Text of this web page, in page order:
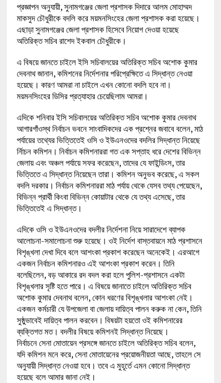
প্রজ্ঞাপন অনুযায়ী, সুনামগঞ্জের জেলা প্রশাসক দিদারে আলম মোহাম্মদ
মাকসুদ চৌধুরীকে বদলি করে ময়মনসিংহের জেলা প্রশাসক করা হয়েছে।
এছাড়া সুনামগঞ্জের জেলা প্রশাসক হিসেবে নিয়োগ দেওয়া হয়েছে
অতিরিক্ত সচিব রাশেদ ইকবাল চৌধুরীকে।
এ বিষয়ে জানতে চাইলে ইসি সচিবালয়ের অতিরিক্ত সচিব অশোক কুমার
দেবনাথ জানান, কমিশনের নির্দেশনার পরিপ্রেক্ষিতে এ সিদ্ধান্ত নেওয়া
হয়েছে। কারণ আমরা না চাইলে এখন কোনো বদলি হবে না।
ময়মনসিংহের ডিসির প্রত্যাহার চেয়েছিলাম আমরা।
এদিকে শনিবার ইসি সচিবালয়ের অতিরিক্ত সচিব অশোক কুমার দেবনাথ
আগারগাঁওস্থ নির্বাচন ভবনে সাংবাদিকদের এক প্রশ্নের জবাবে বলেন, মাঠ
পর্যায়ের তথ্যের ভিত্তিতেই ওসি ও ইউএনওদের বদলির সিদ্ধান্ত নিয়েছে
র্নিাচন কমিশন। নির্বাচন কমিশনাররা গত এক সপ্তাহ ধরে দেশের বিভিন্ন
জেলায় এবং অঞ্চল পর্যায়ে সফর করেছেন, তাদের যে ফাইন্ডিংস, তার
ভিত্তিতে এ সিদ্ধান্ত নিয়েছেন তারা। কমিশন অনুভব করেছে, এ সকল
বদলি দরকার। নির্বাচন কমিশনাররা মাঠ পর্যায় থেকে যেসব তথ্য পেয়েছেন,
বিভিন্ন প্রার্থী কিংবা বিভিন্ন কোয়াটার থেকে যে তথ্য এসেছে, তার
ভিত্তিতেই এ সিদ্ধান্ত।
এদিকে ওসি ও ইউএনওদের বদলীর নির্দেশনা নিয়ে সারাদেশে ব্যাপক
আলোচনা-সমালোচনা শুরু হয়েছে। ওই নির্দেশ বাস্তবায়নে মাঠ প্রশাসনে
বিশৃঙ্খলা দেখা দিবে বলে আশংকা প্রকাশ করেছেন অনেকেই। এরআগে
একজন নির্বাচন কমিশনারও এই আশংকা প্রকাশ করেন। তিনি
বলেছিলেন, বড় আকারে রদ বদল করা হলে পুলিশ-প্রশাসনে একটা
বিশৃঙ্খলার সৃষ্টি হতে পারে। এ বিষয়ে জানাতে চাইলে অতিরিক্ত সচিব
অশোক কুমার দেবনাথ বলেন, কোন ধরণের বিশৃঙ্খলার আশংকা নেই।
একজন কর্মচারী যে উপজেলা বা জেলায় দায়িত্ব পালন করুক না কেন, তিনি
সুষ্ঠুভাবেই দায়িত্ব পালন করবেন। বিষয়টা হয়তো ওই কমিশনারের
ব্যক্তিগত মত। বদলীর বিষয়ে কমিশনই সিদ্ধান্ত নিয়েছে।
নির্বাচনে সেনা মোতায়েন প্রসঙ্গে জানতে চাইলে অতিরিক্ত সচিব বলেন,
যদি কমিশন মনে করে, সেনা মোতায়েনের প্রয়োজনীয়তা আছে, তাহলে সে
অনুযায়ী সিদ্ধান্ত নেওয়া হবে। তবে এ মুহূর্তে এমন কোনো সিদ্ধান্ত
হয়েছে বলে আমার জানা নেই।